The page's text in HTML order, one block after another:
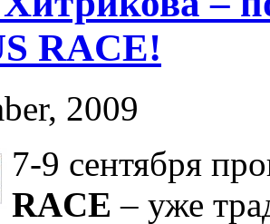
RACE!
2009
7-9 сентября
RACE – уже